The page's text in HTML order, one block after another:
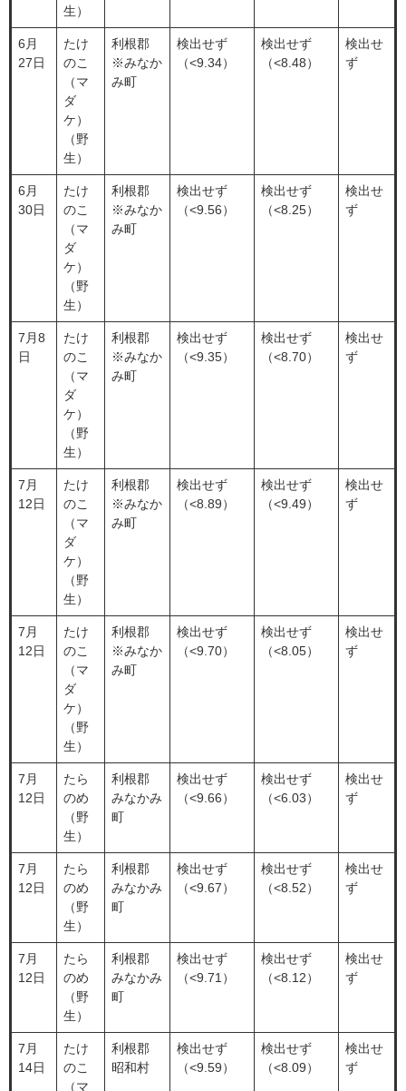
生）
6月
27日
たけ
のこ
（マ
ダ
ケ）
（野
生）
利根郡
※みなか
み町
検出せず
（<9.34）
検出せず
（<8.48）
検出せ
ず
6月
30日
たけ
のこ
（マ
ダ
ケ）
（野
生）
利根郡
※みなか
み町
検出せず
（<9.56）
検出せず
（<8.25）
検出せ
ず
7月8
日
たけ
のこ
（マ
ダ
ケ）
（野
生）
利根郡
※みなか
み町
検出せず
（<9.35）
検出せず
（<8.70）
検出せ
ず
7月
12日
たけ
のこ
（マ
ダ
ケ）
（野
生）
利根郡
※みなか
み町
検出せず
（<8.89）
検出せず
（<9.49）
検出せ
ず
7月
12日
たけ
のこ
（マ
ダ
ケ）
（野
生）
利根郡
※みなか
み町
検出せず
（<9.70）
検出せず
（<8.05）
検出せ
ず
7月
12日
たら
のめ
（野
生）
利根郡
みなかみ
町
検出せず
（<9.66）
検出せず
（<6.03）
検出せ
ず
7月
12日
たら
のめ
（野
生）
利根郡
みなかみ
町
検出せず
（<9.67）
検出せず
（<8.52）
検出せ
ず
7月
12日
たら
のめ
（野
生）
利根郡
みなかみ
町
検出せず
（<9.71）
検出せず
（<8.12）
検出せ
ず
7月
14日
たけ
のこ
（マ
利根郡
昭和村
検出せず
（<9.59）
検出せず
（<8.09）
検出せ
ず